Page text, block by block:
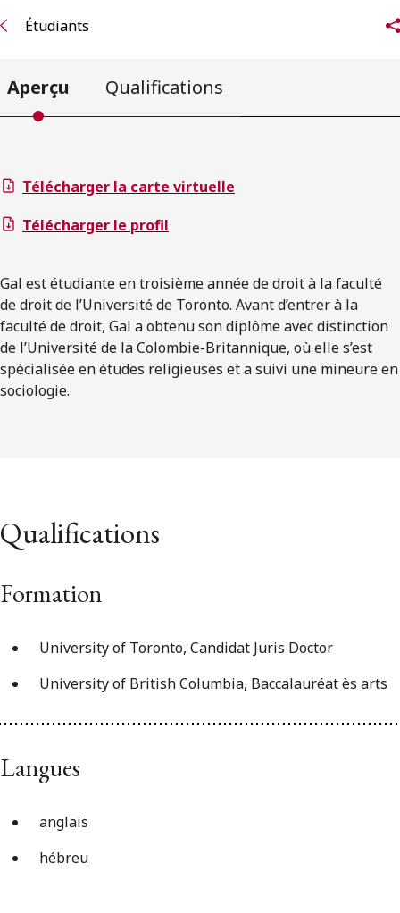
Étudiants
Aperçu Qualifications
Télécharger la carte virtuelle
Télécharger le profil
Gal est étudiante en troisième année de droit à la faculté
de droit de l’Université de Toronto. Avant d’entrer à la
faculté de droit, Gal a obtenu son diplôme avec distinction
de l’Université de la Colombie-Britannique, où elle s’est
spécialisée en études religieuses et a suivi une mineure en
sociologie.
Qualifications
Formation
University of Toronto, Candidat Juris Doctor
University of British Columbia, Baccalauréat ès arts
Langues
anglais
hébreu